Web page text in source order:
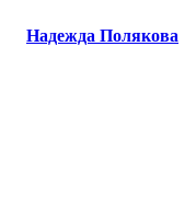
Надежда Полякова